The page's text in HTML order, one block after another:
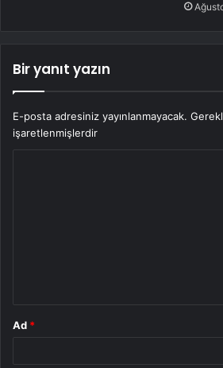
Bir yanıt yazın
E-posta adresiniz yayınlanmayacak.
işaretlenmişlerdir
Ad *